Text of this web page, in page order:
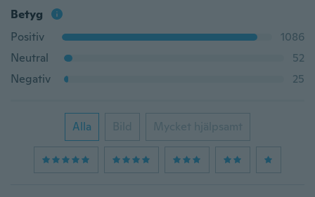
Betyg
Positiv
1086
Neutral
52
Negativ
25
Alla Bild Mycket hjälpsamt